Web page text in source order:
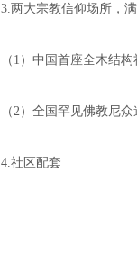
3.两大宗教信仰场所，
（1）中国首座全木结
（2）全国罕见佛教尼
4.社区配套